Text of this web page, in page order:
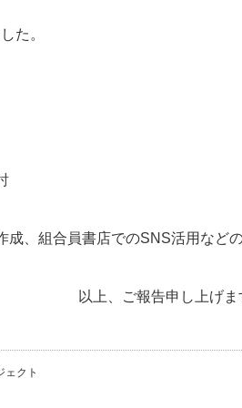
た。
、組合員書店でのSNS活用など
以上、ご報告申し上げ
ェクト